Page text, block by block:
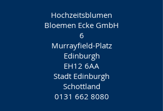
Hochzeitsblumen
Bloemen Ecke GmbH
6
Murrayfield-Platz
Edinburgh
EH12 6AA
Stadt Edinburgh
Schottland
0131 662 8080